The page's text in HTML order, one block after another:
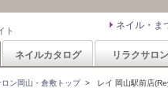
ト ネイル・ま
ネイルカタログ リラクサロン
ン岡山・倉敷トップ> レイ 岡山駅前店